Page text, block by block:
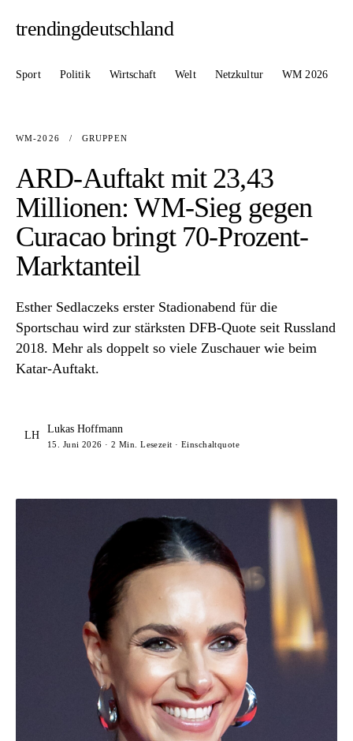
trendingdeutschland
Sport Politik Wirtschaft Welt Netzkultur WM 2026
WM-2026 / GRUPPEN
ARD-Auftakt mit 23,43
Millionen: WM-Sieg gegen
Curacao bringt 70-Prozent-
Marktanteil
Esther Sedlaczeks erster Stadionabend für die
Sportschau wird zur stärksten DFB-Quote seit Russland
2018. Mehr als doppelt so viele Zuschauer wie beim
Katar-Auftakt.
LH
Lukas Hoffmann
15. Juni 2026 · 2 Min. Lesezeit · Einschaltquote